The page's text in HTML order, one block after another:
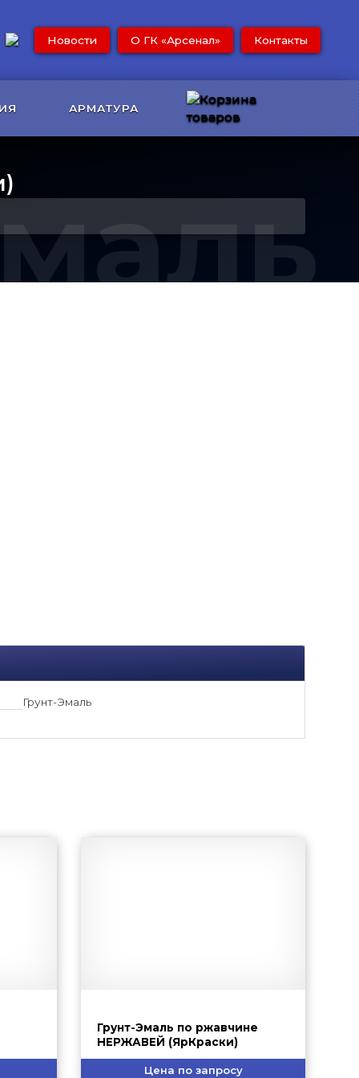
Новости О ГК «Арсенал» Контакты
АРМАТУРА
Грунт-Эмаль
Грунт-Эмаль по ржавчине
НЕРЖАВЕЙ (ЯрКраски)
Цена по запросу